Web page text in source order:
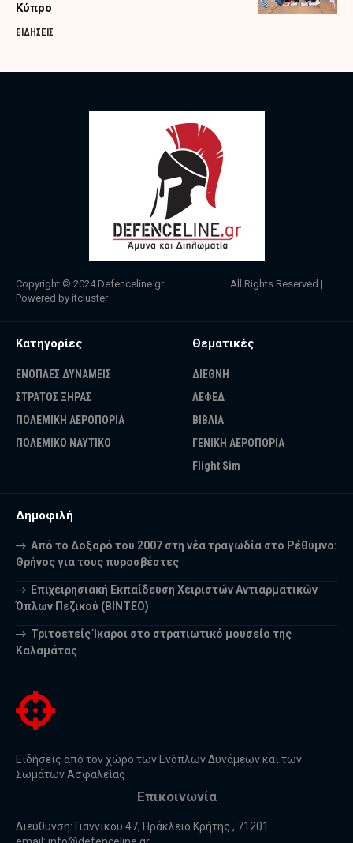
Κύπρο
ΕΙΔΗΣΕΙΣ
Copyright © 2024 Defenceline.gr All Rights Reserved |
Powered by itcluster
Κατηγορίες
ΕΝΟΠΛΕΣ ΔΥΝΑΜΕΙΣ
ΣΤΡΑΤΟΣ ΞΗΡΑΣ
ΠΟΛΕΜΙΚΗ ΑΕΡΟΠΟΡΙΑ
ΠΟΛΕΜΙΚΟ ΝΑΥΤΙΚΟ
Θεματικές
ΔΙΕΘΝΗ
ΛΕΦΕΔ
ΒΙΒΛΙΑ
ΓΕΝΙΚΗ ΑΕΡΟΠΟΡΙΑ
Flight Sim
Δημοφιλή
Από το Δοξαρό του 2007 στη νέα τραγωδία στο Ρέθυμνο:
Θρήνος για τους πυροσβέστες
Επιχειρησιακή Εκπαίδευση Χειριστών Αντιαρματικών
Όπλων Πεζικού (ΒΙΝΤΕΟ)
Τριτοετείς Ίκαροι στο στρατιωτικό μουσείο της
Καλαμάτας
Ειδήσεις από τον χώρο των Ενόπλων Δυνάμεων και των
Σωμάτων Ασφαλείας
Επικοινωνία
Διεύθυνση: Γιαννίκου 47, Ηράκλειο Κρήτης , 71201